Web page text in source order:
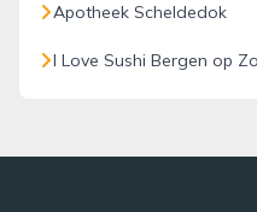
Apotheek Scheldedok
I Love Sushi Bergen op